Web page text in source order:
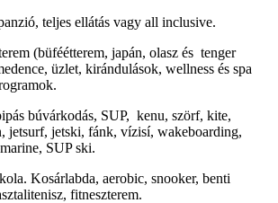
teljes ellátás vagy all inclusive.
(büféétterem, japán, olasz és tenger
üzlet, kirándulások, wellness és spa
búvárkodás, SUP, kenu, szörf, kite,
jetsurf, jetski, fánk, vízisí, wakeboarding,
SUP ski.
Kosárlabda, aerobic, snooker, benti
fitneszterem.